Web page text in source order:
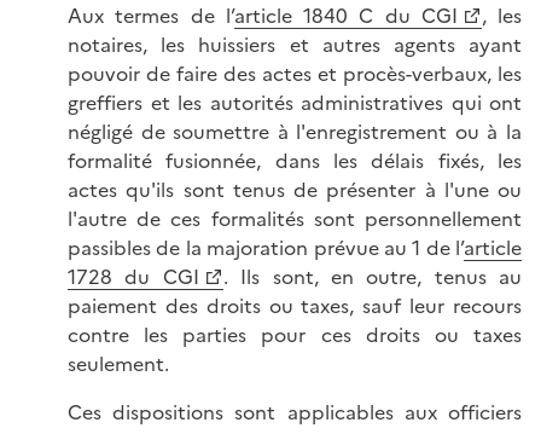
Aux termes de l’article 1840 C du CGI
, les
notaires, les huissiers et autres agents ayant
pouvoir de faire des actes et procès-verbaux, les
greffiers et les autorités administratives qui ont
négligé de soumettre à l'enregistrement ou à la
formalité fusionnée, dans les délais fixés, les
actes qu'ils sont tenus de présenter à l'une ou
l'autre de ces formalités sont personnellement
passibles de la majoration prévue au 1 de l’article
1728 du CGI
. Ils sont, en outre, tenus au
paiement des droits ou taxes, sauf leur recours
contre les parties pour ces droits ou taxes
seulement.
Ces dispositions sont applicables aux officiers